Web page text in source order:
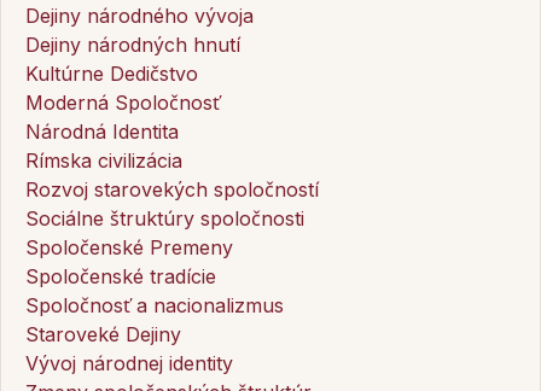
Dejiny národného vývoja
Dejiny národných hnutí
Kultúrne Dedičstvo
Moderná Spoločnosť
Národná Identita
Rímska civilizácia
Rozvoj starovekých spoločností
Sociálne štruktúry spoločnosti
Spoločenské Premeny
Spoločenské tradície
Spoločnosť a nacionalizmus
Staroveké Dejiny
Vývoj národnej identity